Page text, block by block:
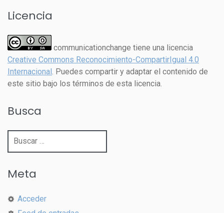
Licencia
communicationchange tiene una licencia
Creative Commons Reconocimiento-CompartirIgual 4.0
Internacional. Puedes compartir y adaptar el contenido de
este sitio bajo los términos de esta licencia.
Busca
Buscar:
Meta
Acceder